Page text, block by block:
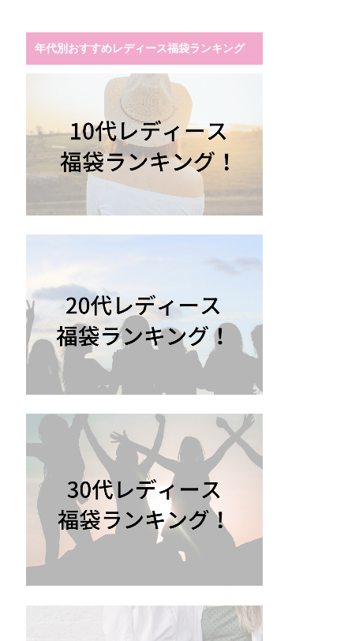
年代別おすすめレディース福袋ランキング